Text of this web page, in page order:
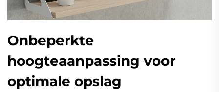
Onbeperkte
hoogteaanpassing voor
optimale opslag